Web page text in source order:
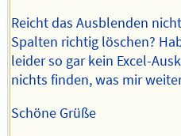
Reicht das Ausblenden
Spalten richtig löschen?
leider so gar kein Excel-
nichts finden, was mir
Schöne Grüße